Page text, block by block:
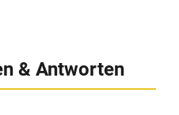
& Antworten